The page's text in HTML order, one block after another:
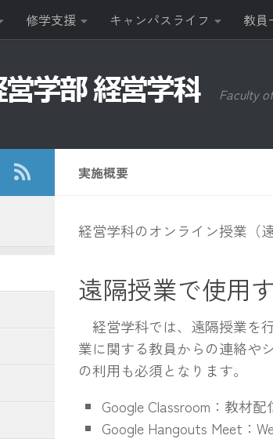
修学支援 キャンパスライフ 教員
Faculty
実施概要
経営学科のオンライン授業（
遠隔授業で使用
経営学科では、遠隔授業を
業に関する教員からの連絡や
の利用も必須となります。
Google Classroom：教材配
Google Hangouts Meet：